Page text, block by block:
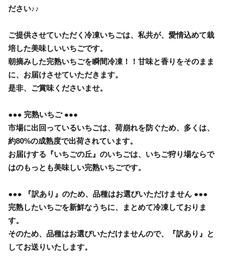
ださい♪♪
ご提供させていただく冷凍いちごは、私共が、愛情込めて栽
培した美味しいいちごです。
朝摘みした完熟いちごを瞬間冷凍！！甘味と香りをそのまま
に、お届けさせていただきます。
是非、ご賞味くださいませ。
●●● 完熟いちご ●●●
市場に出回っているいちごは、荷崩れを防ぐため、多くは、
約80%の成熟度で出荷されています。
お届けする『いちごの丘』のいちごは、いちご狩り場ならで
はのもっとも美味しい完熟いちごです。
●●● 『訳あり』のため、品種はお選びいただけません ●●●
完熟したいちごを新鮮なうちに、まとめて冷凍しておりま
す。
そのため、品種はお選びいただけませんので、『訳あり』と
してお送りいたします。